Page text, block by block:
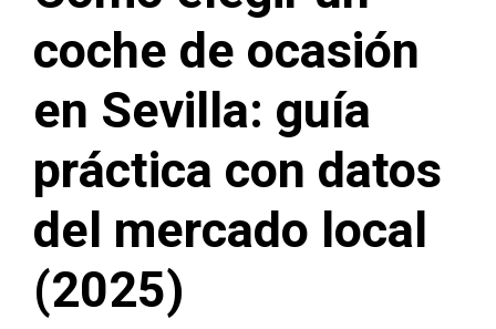
coche de ocasión
en Sevilla: guía
práctica con datos
del mercado local
(2025)